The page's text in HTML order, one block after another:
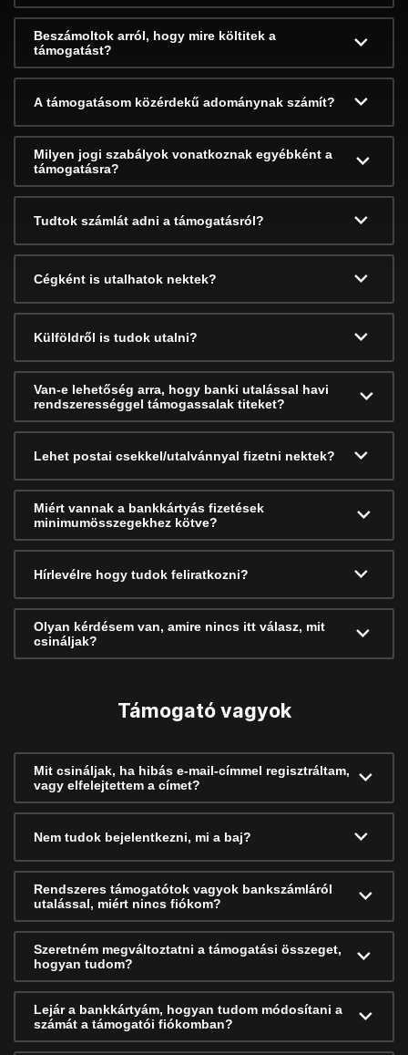
Beszámoltok arról, hogy mire költitek a
támogatást?
A támogatásom közérdekű adománynak számít?
Milyen jogi szabályok vonatkoznak egyébként a
támogatásra?
Tudtok számlát adni a támogatásról?
Cégként is utalhatok nektek?
Külföldről is tudok utalni?
Van-e lehetőség arra, hogy banki utalással havi
rendszerességgel támogassalak titeket?
Lehet postai csekkel/utalvánnyal fizetni nektek?
Miért vannak a bankkártyás fizetések
minimumösszegekhez kötve?
Hírlevélre hogy tudok feliratkozni?
Olyan kérdésem van, amire nincs itt válasz, mit
csináljak?
Támogató vagyok
Mit csináljak, ha hibás e-mail-címmel regisztráltam,
vagy elfelejtettem a címet?
Nem tudok bejelentkezni, mi a baj?
Rendszeres támogatótok vagyok bankszámláról
utalással, miért nincs fiókom?
Szeretném megváltoztatni a támogatási összeget,
hogyan tudom?
Lejár a bankkártyám, hogyan tudom módosítani a
számát a támogatói fiókomban?